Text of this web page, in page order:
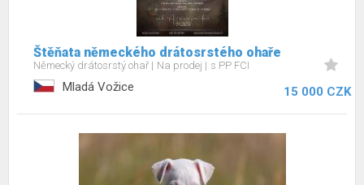
Štěňata německého drátosrstého ohaře
Německý drátosrstý ohař Na prodej s PP FCI
Mladá Vožice 15 000 CZK